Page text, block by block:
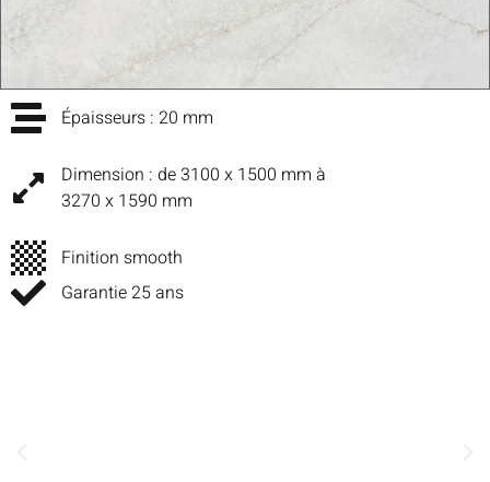
Épaisseurs : 20 mm
Dimension : de 3100 x 1500 mm à
3270 x 1590 mm
Finition smooth
Garantie 25 ans